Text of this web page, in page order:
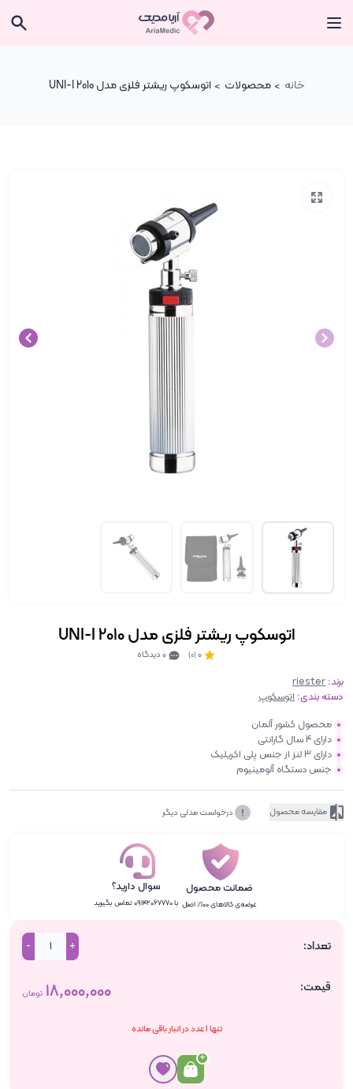
خانه محصولات اتوسکوپ ریشتر فلزی مدل UNI-I 2010
اتوسکوپ ریشتر فلزی مدل UNI-I 2010
0
(0)
برند: riester
دسته بندی: اتوسکوپ
محصول کشور آلمان
دارای 4 سال گارانتی
دارای 3 لنز از جنس پلی اکریلیک
جنس دستگاه آلومینیوم
مقایسه محصول درخواست مدلی دیگر
ضمانت محصول
عرضه‌ی کالاهای ۱۰۰٪ اصل
سوال دارید؟
با ۰۹۱۴۲۰۶۷۷۷۰ تماس بگیرید
تعداد: +
-
قیمت: ۱۸٬۰۰۰٬۰۰۰ تومان
تنها 1 عدد در انبار باقی مانده